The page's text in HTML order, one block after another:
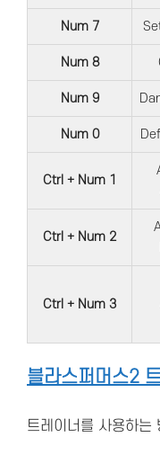
Num 7
Num 8
Num 9
Num 0
Ctrl + Num 1
Ctrl + Num 2
Ctrl + Num 3
블라스퍼머스2
트레이너를 사용하는